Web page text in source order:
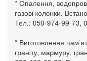
* Опалення,
газові колонки.
Тел.: 050-974-99-73,
* Виготовлення
граніту, мармуру,